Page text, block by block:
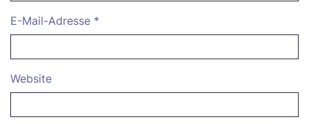
E-Mail-Adresse *
Website